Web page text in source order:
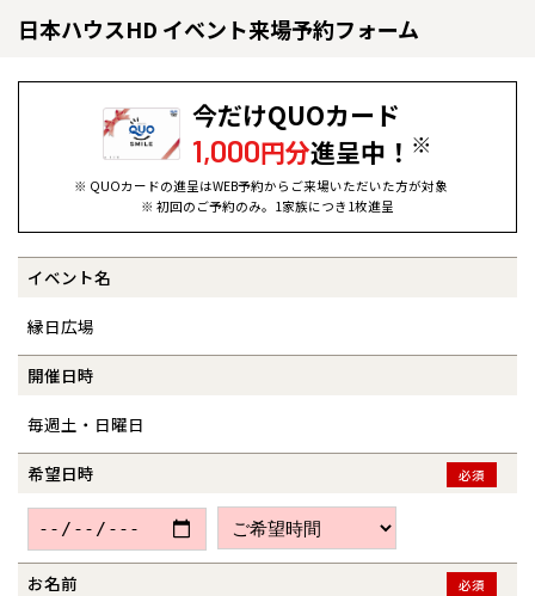
日本ハウスHD イベント来場予約フォーム
今だけQUOカード
1,000円分進呈中！ ※
※ QUOカードの進呈はWEB予約からご来場いただいた方が対象
※ 初回のご予約のみ。1家族につき1枚進呈
イベント名
縁日広場
開催日時
毎週土・日曜日
希望日時 必須
お名前 必須
全国の展示場
北海道
札幌
道央
道北
東北
青森
秋田
甲信越・北陸
新潟
関東
お近くのイベント
北海道
札幌
小樽
苫小牧千歳
小樽
道北
東北
青森県
青森
秋田県
秋田
甲信越・北陸
新潟県
新潟
長岡
関東